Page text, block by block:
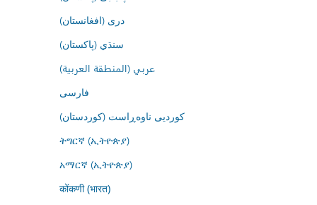
درى (افغانستان)
سنڌي (پاکستان)
عربي (المنطقة العربية)
فارسى
کوردیی ناوەڕاست (کوردستان)
ትግርኛ (ኢትዮጵያ)
አማርኛ (ኢትዮጵያ)
कोंकणी (भारत)